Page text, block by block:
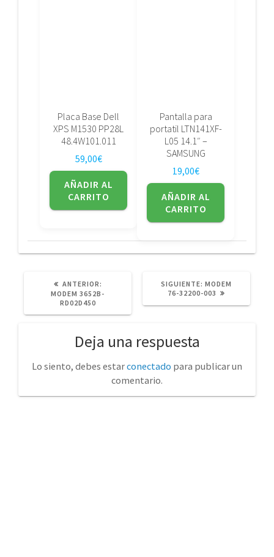
Placa Base Dell
XPS M1530 PP28L
48.4W101.011
59,00€
AÑADIR AL
CARRITO
Pantalla para
portatil LTN141XF-
L05 14.1″ –
SAMSUNG
19,00€
AÑADIR AL
CARRITO
ANTERIOR:
ANTERIOR:
MODEM 3652B-
RD02D450
SIGUIENTE: SIGUIENTE
POST:
MODEM
76-32200-003
Deja una respuesta
Lo siento, debes estarconectado para publicar un
comentario.